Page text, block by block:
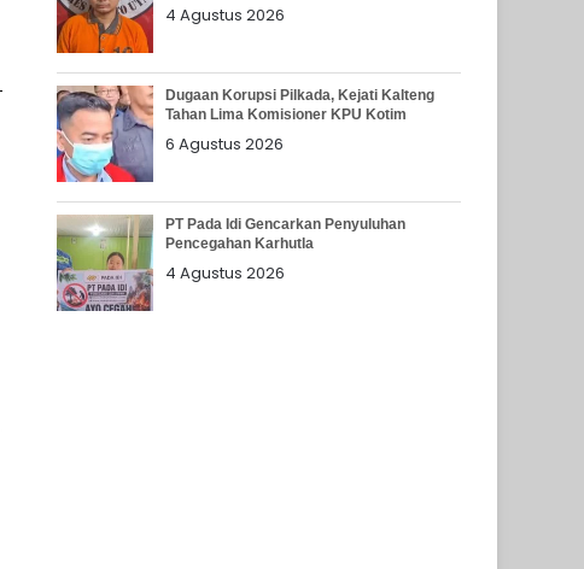
4 Agustus 2026
Dugaan Korupsi Pilkada, Kejati Kalteng
Tahan Lima Komisioner KPU Kotim
6 Agustus 2026
PT Pada Idi Gencarkan Penyuluhan
Pencegahan Karhutla
4 Agustus 2026